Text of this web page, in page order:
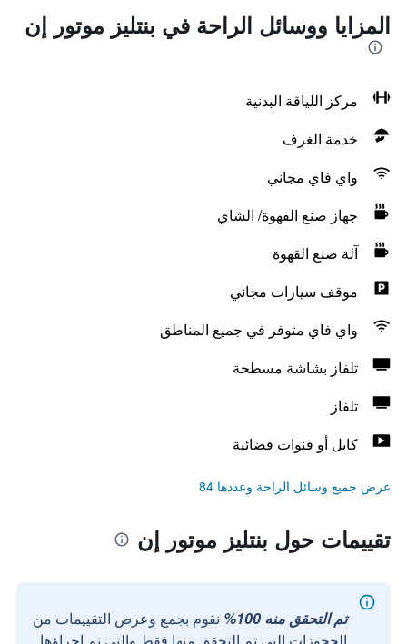
المزايا ووسائل الراحة في بنتليز موتور إن
مركز اللياقة البدنية
خدمة الغرف
واي فاي مجاني
جهاز صنع القهوة/ الشاي
آلة صنع القهوة
موقف سيارات مجاني
واي فاي متوفر في جميع المناطق
تلفاز بشاشة مسطحة
تلفاز
كابل أو قنوات فضائية
عرض جميع وسائل الراحة وعددها 84
تقييمات حول بنتليز موتور إن
تم التحقق منه 100%
نقوم بجمع وعرض التقييمات من